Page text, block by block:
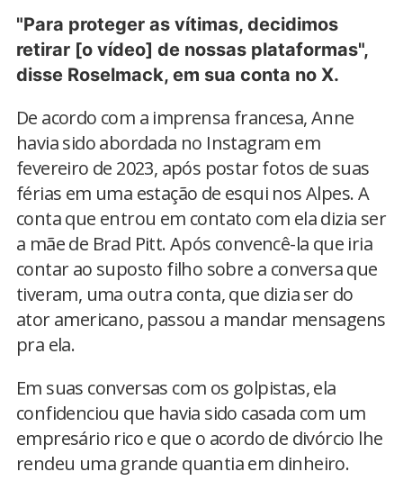
"Para proteger as vítimas, decidimos
retirar [o vídeo] de nossas plataformas",
disse Roselmack, em sua conta no X.
De acordo com a imprensa francesa, Anne
havia sido abordada no Instagram em
fevereiro de 2023, após postar fotos de suas
férias em uma estação de esqui nos Alpes. A
conta que entrou em contato com ela dizia ser
a mãe de Brad Pitt. Após convencê-la que iria
contar ao suposto filho sobre a conversa que
tiveram, uma outra conta, que dizia ser do
ator americano, passou a mandar mensagens
pra ela.
Em suas conversas com os golpistas, ela
confidenciou que havia sido casada com um
empresário rico e que o acordo de divórcio lhe
rendeu uma grande quantia em dinheiro.